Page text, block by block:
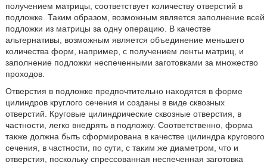
получением матрицы, соответствует количеству отверстий в
подложке. Таким образом, возможным является заполнение всей
подложки из матрицы за одну операцию. В качестве
альтернативы, возможным является объединение меньшего
количества форм, например, с получением ленты матриц, и
заполнение подложки неспеченными заготовками за множество
проходов.
Отверстия в подложке предпочтительно находятся в форме
цилиндров круглого сечения и созданы в виде сквозных
отверстий. Круговые цилиндрические сквозные отверстия, в
частности, легко внедрять в подложку. Соответственно, форма
также должна быть сформирована в качестве цилиндра кругового
сечения, в частности, по сути, с таким же диаметром, что и
отверстия, поскольку спрессованная неспеченная заготовка